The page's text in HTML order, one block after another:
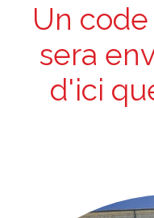
Un
sera
d'ici